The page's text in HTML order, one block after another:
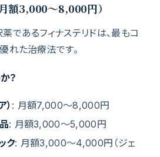
額3,000〜8,000円）
であるフィナステリドは、最もコ
れた治療法です。
？
: 月額7,000〜8,000円
: 月額3,000〜5,000円
ク: 月額3,000〜4,000円（ジェ